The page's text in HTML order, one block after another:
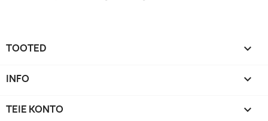
TOOTED 
INFO 
TEIE KONTO 